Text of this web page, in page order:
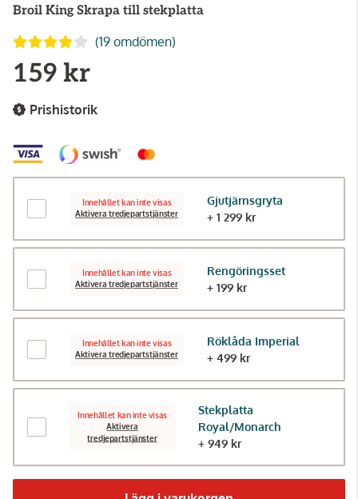
Broil King Skrapa till stekplatta
(19 omdömen)
159 kr
Prishistorik
Innehållet kan inte visas
Aktivera tredjepartstjänster
Gjutjärnsgryta
+ 1 299 kr
Innehållet kan inte visas
Aktivera tredjepartstjänster
Rengöringsset
+ 199 kr
Innehållet kan inte visas
Aktivera tredjepartstjänster
Röklåda Imperial
+ 499 kr
Innehållet kan inte visas
Aktivera
tredjepartstjänster
Stekplatta
Royal/Monarch
+ 949 kr